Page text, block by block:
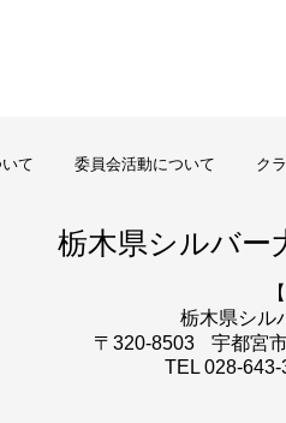
て 委員会活動について ク
栃木県シルバー
栃木県シル
〒320-8503
宇都宮
TEL 028-643-